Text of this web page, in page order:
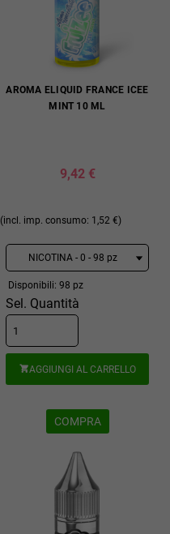
AROMA ELIQUID FRANCE ICEE
MINT 10 ML
9,42 €
(incl. imp. consumo: 1,52 €)
Disponibili: 98 pz
Sel. Quantità
AGGIUNGI AL CARRELLO
COMPRA